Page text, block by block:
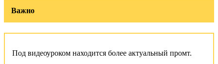
Важно
Под видеоуроком находится более актуальный промт.